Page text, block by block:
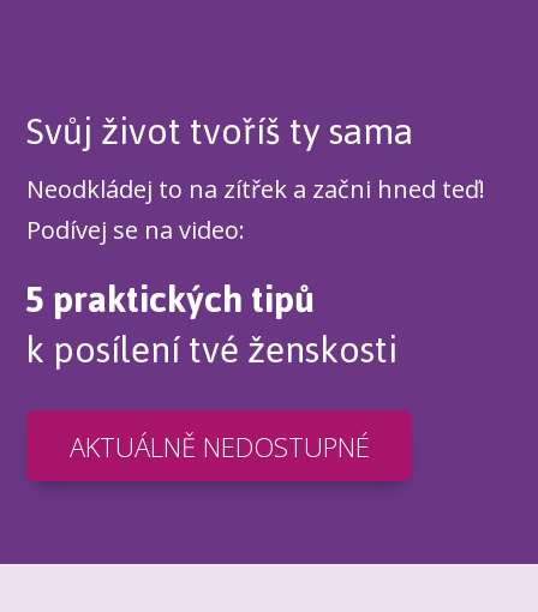
Svůj život tvoříš ty sama
Neodkládej to na zítřek a začni hned teď!
Podívej se na video:
5 praktických tipů
k posílení tvé ženskosti
AKTUÁLNĚ NEDOSTUPNÉ